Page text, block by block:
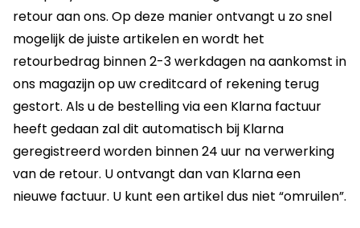
retour aan ons. Op deze manier ontvangt u zo snel
mogelijk de juiste artikelen en wordt het
retourbedrag binnen 2-3 werkdagen na aankomst in
ons magazijn op uw creditcard of rekening terug
gestort. Als u de bestelling via een Klarna factuur
heeft gedaan zal dit automatisch bij Klarna
geregistreerd worden binnen 24 uur na verwerking
van de retour. U ontvangt dan van Klarna een
nieuwe factuur. U kunt een artikel dus niet “omruilen”.